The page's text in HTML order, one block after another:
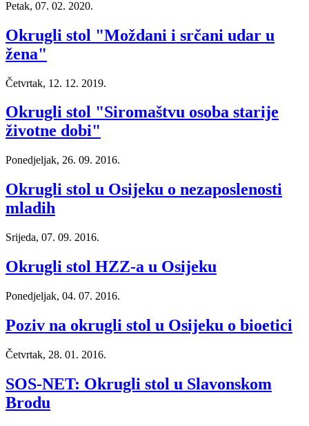
Petak, 07. 02. 2020.
Okrugli stol "Moždani i srčani udar u
žena"
Četvrtak, 12. 12. 2019.
Okrugli stol "Siromaštvu osoba starije
životne dobi"
Ponedjeljak, 26. 09. 2016.
Okrugli stol u Osijeku o nezaposlenosti
mladih
Srijeda, 07. 09. 2016.
Okrugli stol HZZ-a u Osijeku
Ponedjeljak, 04. 07. 2016.
Poziv na okrugli stol u Osijeku o bioetici
Četvrtak, 28. 01. 2016.
SOS-NET: Okrugli stol u Slavonskom
Brodu